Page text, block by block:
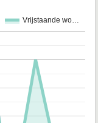
Vrijstaande wo…